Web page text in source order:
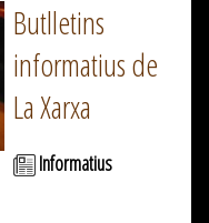
Butlletins
informatius de
La Xarxa
Informatius